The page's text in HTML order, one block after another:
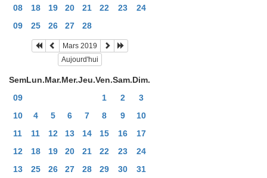
08
18 19 20 21 22 23
24
09
25 26 27 28
Mars 2019
Aujourd'hui
SemLun.Mar.Mer.Jeu.Ven.Sam.Dim.
09
1 2
3
10
4 5 6 7 8 9
10
11
11 12 13 14 15 16
17
12
18 19 20 21 22 23
24
13
25 26 27 28 29 30
31